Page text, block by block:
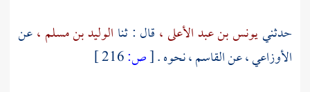
حدثنييونس بن عبد الأعلى ، قال : ثنا الوليد بن مسلم ،عن
الأوزاعي ،عنالقاسم ،نحوه .[ص: